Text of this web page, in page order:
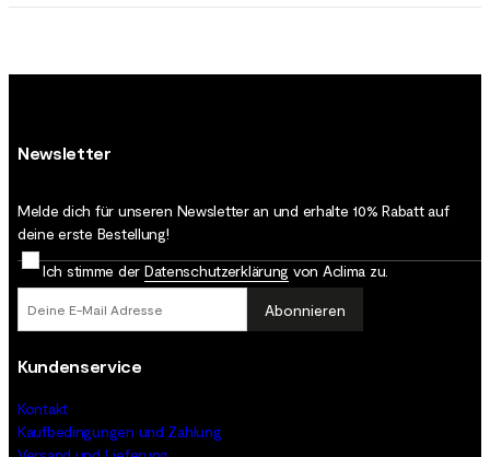
Newsletter
Melde dich für unseren Newsletter an und erhalte 10% Rabatt auf
deine erste Bestellung!
Ich stimme der Datenschutz­erklärung von Aclima zu.
Abonnieren
Kundenservice
Kontakt
Kaufbedingungen und Zahlung